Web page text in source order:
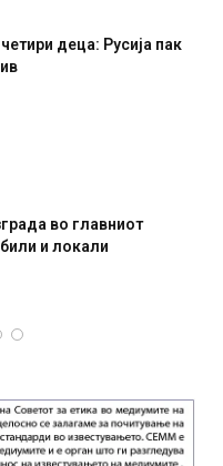
деца: Русија пак
И Данска се
месечна воена